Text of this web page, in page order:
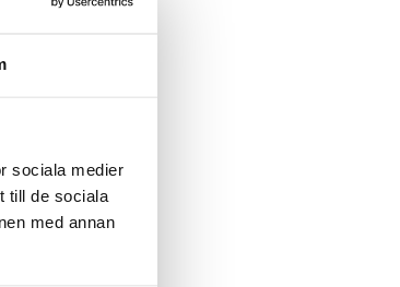
sociala medier
till de sociala
med annan
du
i